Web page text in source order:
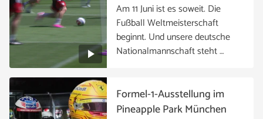
Am 11 Juni ist es soweit. Die
Fußball Weltmeisterschaft
beginnt. Und unsere deutsche
Nationalmannschaft steht …
Formel-1-Ausstellung im
Pineapple Park München